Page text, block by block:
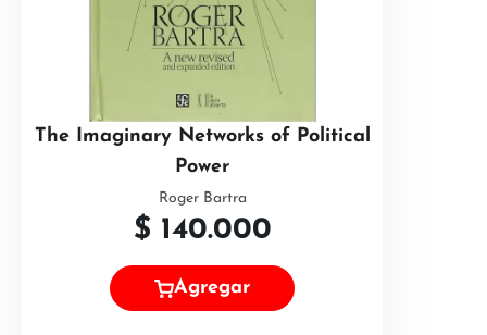
The Imaginary Networks of Political
Power
Roger Bartra
$ 140.000
Agregar